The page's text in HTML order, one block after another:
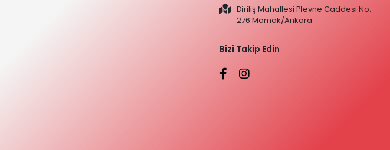
Diriliş Mahallesi Plevne Caddesi No:
276 Mamak/Ankara
Bizi Takip Edin